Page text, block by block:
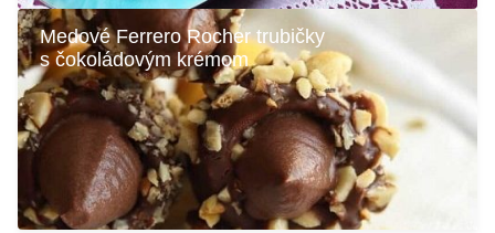
Medové Ferrero Rocher trubičky
s čokoládovým krémom